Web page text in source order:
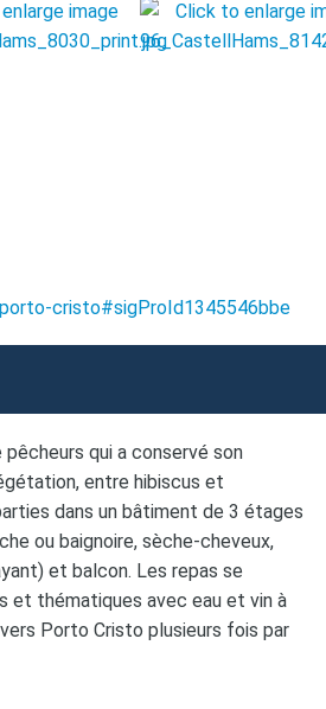
cristo#sigProId1345546bbe
qui a conservé son
entre hibiscus et
dans un bâtiment de 3 étages
ou baignoire, sèche-cheveux,
et balcon. Les repas se
et thématiques avec eau et vin à
Porto Cristo plusieurs fois par